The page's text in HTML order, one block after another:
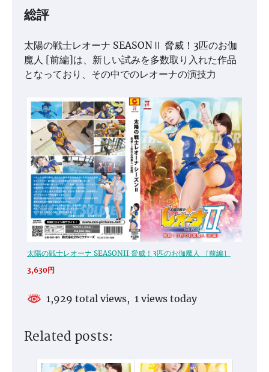
総評
太陽の戦士レオーナ SEASONⅡ 脅威！3匹のお伽
魔人 [前編]は、新しい試みを多数取り入れた作品
となっており、その中でのレオーナの演技力
太陽の戦士レオーナ SEASONII 脅威！3匹のお伽魔人 ［前編］
3,630円
1,929 total views, 1 views today
Related posts: